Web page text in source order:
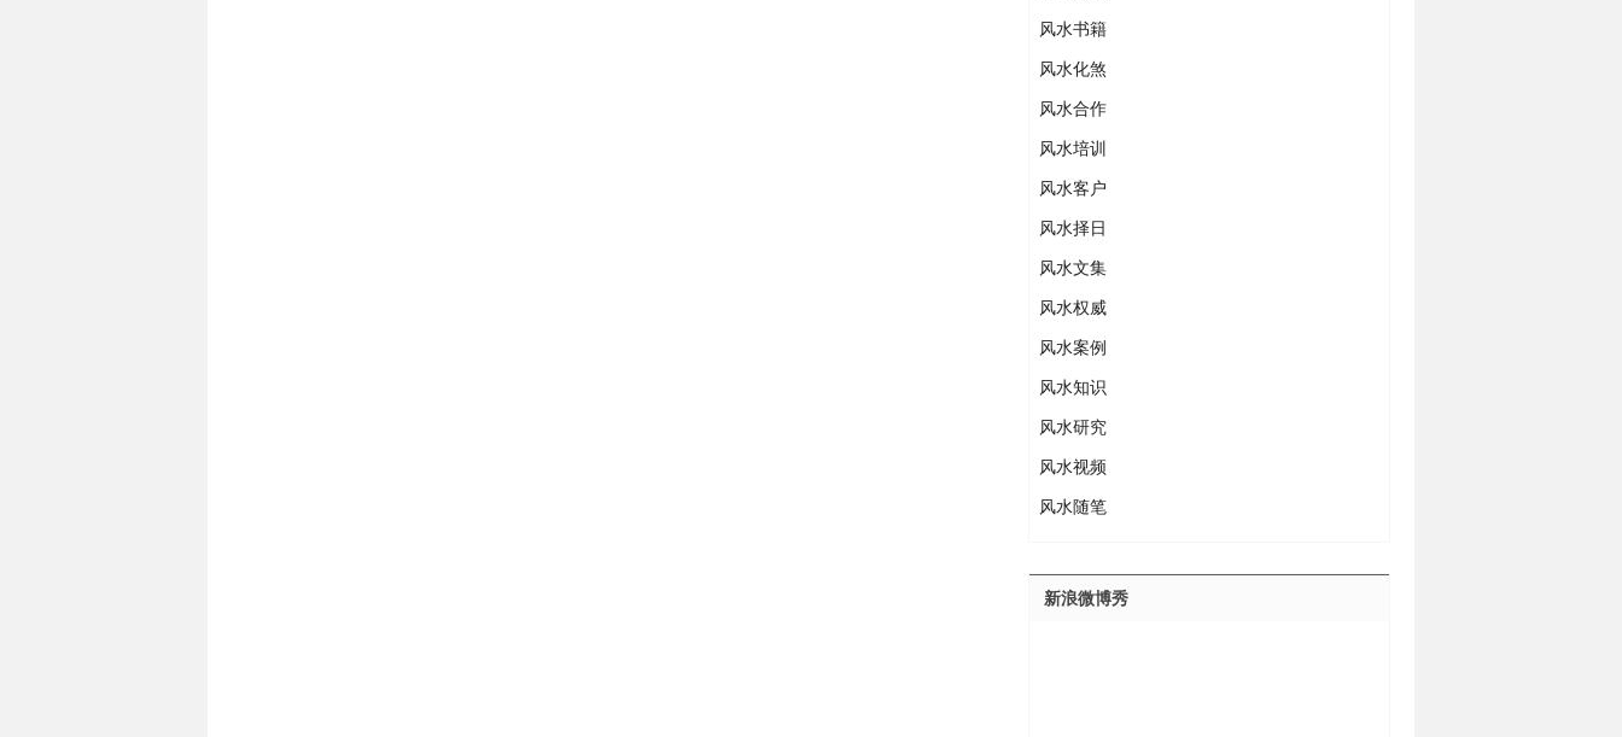
风水书籍
风水化煞
风水合作
风水培训
风水客户
风水择日
风水文集
风水权威
风水案例
风水知识
风水研究
风水视频
风水随笔
新浪微博秀